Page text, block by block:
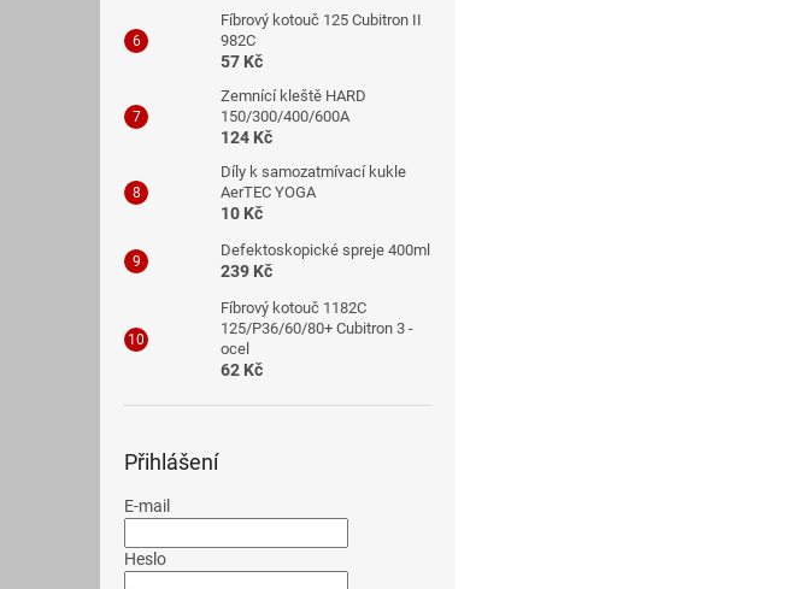
Fíbrový kotouč 125 Cubitron II
982C
57 Kč
Zemnící kleště HARD
150/300/400/600A
124 Kč
Díly k samozatmívací kukle
AerTEC YOGA
10 Kč
Defektoskopické spreje 400ml
239 Kč
Fíbrový kotouč 1182C
125/P36/60/80+ Cubitron 3 -
ocel
62 Kč
Přihlášení
E-mail
Heslo